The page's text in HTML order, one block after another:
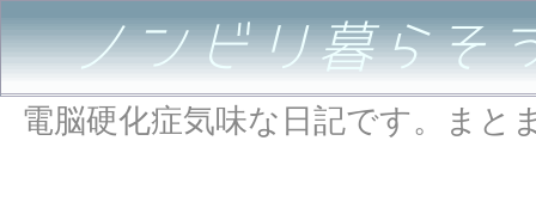
ノンビリ暮らそ
電脳硬化症気味な日記です。まと